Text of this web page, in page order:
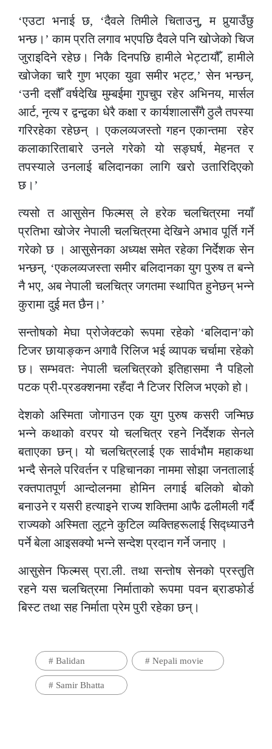
‘एउटा भनाई छ, ‘दैवले तिमीले चिताउनु, म पुर्‍याउँछु
भन्छ।’ काम प्रति लगाव भएपछि दैवले पनि खोजेको चिज
जुराइदिने रहेछ। निकै दिनपछि हामीले भेट्टायौँ, हामीले
खोजेका चारै गुण भएका युवा समीर भट्ट,’ सेन भन्छन्,
‘उनी दसौँ वर्षदेखि मुम्बईमा गुपचुप रहेर अभिनय, मार्सल
आर्ट, नृत्य र द्वन्द्वका धेरै कक्षा र कार्यशालासँगै ठुलै तपस्या
गरिरहेका रहेछन् । एकलव्यजस्तो गहन एकान्तमा रहेर
कलाकारिताबारे उनले गरेको यो सङ्घर्ष, मेहनत र
तपस्याले उनलाई बलिदानका लागि खरो उतारिदिएको
छ।’
त्यसो त आसुसेन फिल्मस् ले हरेक चलचित्रमा नयाँ
प्रतिभा खोजेर नेपाली चलचित्रमा देखिने अभाव पूर्ति गर्ने
गरेको छ । आसुसेनका अध्यक्ष समेत रहेका निर्देशक सेन
भन्छन्, ‘एकलव्यजस्ता समीर बलिदानका युग पुरुष त बन्ने
नै भए, अब नेपाली चलचित्र जगतमा स्थापित हुनेछन् भन्ने
कुरामा दुई मत छैन।’
सन्तोषको मेघा प्रोजेक्टको रूपमा रहेको ‘बलिदान’को
टिजर छायाङ्कन अगावै रिलिज भई व्यापक चर्चामा रहेको
छ। सम्भवतः नेपाली चलचित्रको इतिहासमा नै पहिलो
पटक प्री-प्रडक्शनमा रहँदा नै टिजर रिलिज भएको हो।
देशको अस्मिता जोगाउन एक युग पुरुष कसरी जन्मिछ
भन्ने कथाको वरपर यो चलचित्र रहने निर्देशक सेनले
बताएका छन्। यो चलचित्रलाई एक सार्वभौम महाकथा
भन्दै सेनले परिवर्तन र पहिचानका नाममा सोझा जनतालाई
रक्तपातपूर्ण आन्दोलनमा होमिन लगाई बलिको बोको
बनाउने र यसरी हत्याइने राज्य शक्तिमा आफै ढलीमली गर्दै
राज्यको अस्मिता लुट्ने कुटिल व्यक्तिहरूलाई सिद्ध्याउनै
पर्ने बेला आइसक्यो भन्ने सन्देश प्रदान गर्ने जनाए ।
आसुसेन फिल्मस् प्रा.ली. तथा सन्तोष सेनको प्रस्तुति
रहने यस चलचित्रमा निर्माताको रूपमा पवन ब्राडफोर्ड
बिस्ट तथा सह निर्माता प्रेम पुरी रहेका छन्।
# Balidan # Nepali movie
# Samir Bhatta